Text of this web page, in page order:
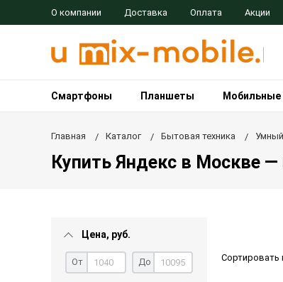
О компании Доставка Оплата Акции
Смартфоны Планшеты
Главная Каталог Бытовая техника
Купить Яндекс в Москве —
Цена, руб.
От До Сортировать